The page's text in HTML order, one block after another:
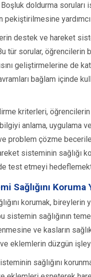
doldurma
yardımcı
destek ve hareket
tür sorular,
geliştirmelerine de
bağlam içinde
kriterleri,
anlama, uygulama
problem çözme
sisteminin sağlığı
test etmeyi
Sağlığını Koruma
korumak, bireylerin
sağlığının
ve kasların
eklemlerin düzgün
sağlığını